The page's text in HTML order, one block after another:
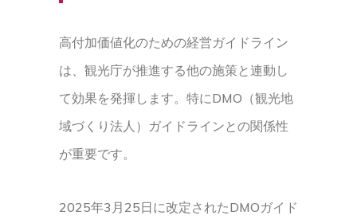
高付加価値化のための経営ガイドライン
は、観光庁が推進する他の施策と連動し
て効果を発揮します。特にDMO（観光地
域づくり法人）ガイドラインとの関係性
が重要です。
2025年3月25日に改定されたDMOガイド